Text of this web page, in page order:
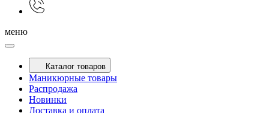
меню
Каталог товаров
Маникюрные товары
Распродажа
Новинки
Доставка и оплата